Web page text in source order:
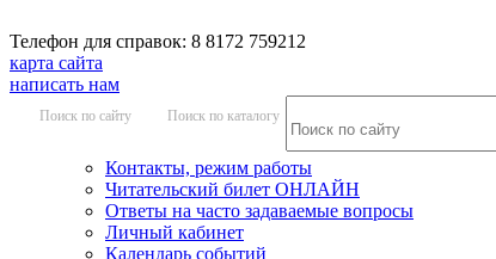
Телефон для справок: 8 8172 759212
карта сайта
написать нам
Поиск по сайту Поиск по каталогу
Контакты, режим работы
Читательский билет ОНЛАЙН
Ответы на часто задаваемые вопросы
Личный кабинет
Календарь событий